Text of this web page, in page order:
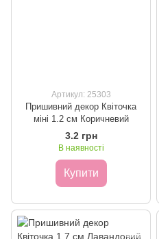
Артикул: 25303
Пришивний декор Квіточка
міні 1.2 см Коричневий
3.2 грн
В наявності
Купити